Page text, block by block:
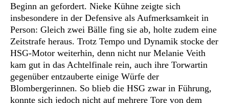
Beginn an gefordert. Nieke Kühne zeigte sich
insbesondere in der Defensive als Aufmerksamkeit in
Person: Gleich zwei Bälle fing sie ab, holte zudem eine
Zeitstrafe heraus. Trotz Tempo und Dynamik stocke der
HSG-Motor weiterhin, denn nicht nur Melanie Veith
kam gut in das Achtelfinale rein, auch ihre Torwartin
gegenüber entzauberte einige Würfe der
Blombergerinnen. So blieb die HSG zwar in Führung,
konnte sich jedoch nicht auf mehrere Tore von dem